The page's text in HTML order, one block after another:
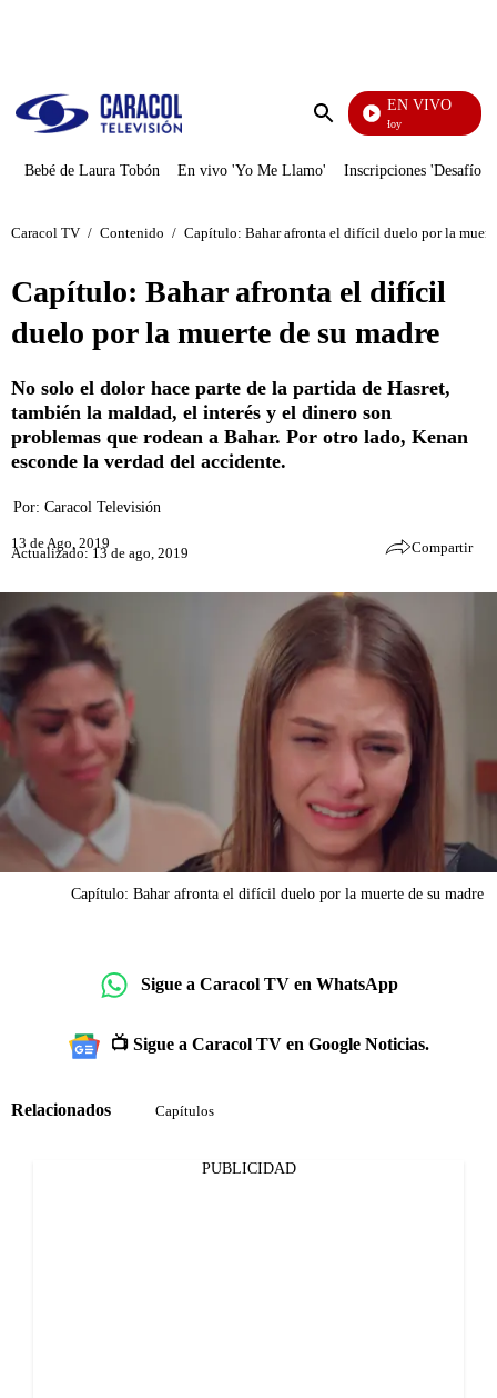
Enviar
EN VIVO
La Finca De Hoy
Bebé de Laura Tobón En vivo 'Yo Me Llamo' Inscripciones 'Desafío'
Caracol TV / Contenido / Capítulo: Bahar afronta el difícil duelo por la
Capítulo: Bahar afronta el difícil
duelo por la muerte de su madre
No solo el dolor hace parte de la partida de Hasret,
también la maldad, el interés y el dinero son
problemas que rodean a Bahar. Por otro lado, Kenan
esconde la verdad del accidente.
Por: Caracol Televisión
13 de Ago, 2019
Actualizado: 13 de ago, 2019 Compartir
Capítulo: Bahar afronta el difícil duelo por la muerte de su madre
Sigue a Caracol TV en WhatsApp
📺 Sigue a Caracol TV en Google Noticias.
Relacionados Capítulos
PUBLICIDAD